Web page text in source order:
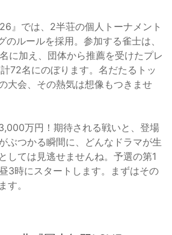
』では、2半荘の個人トーナメント
ルールを採用。参加する雀士は、
に加え、団体から推薦を受けたプレ
72名にのぼります。名だたるトッ
大会、その熱気は想像もつきませ
万円！期待される戦いと、登場
ぶつかる瞬間に、どんなドラマが生
しては見逃せませんね。予選の第1
3時にスタートします。まずはその
す。